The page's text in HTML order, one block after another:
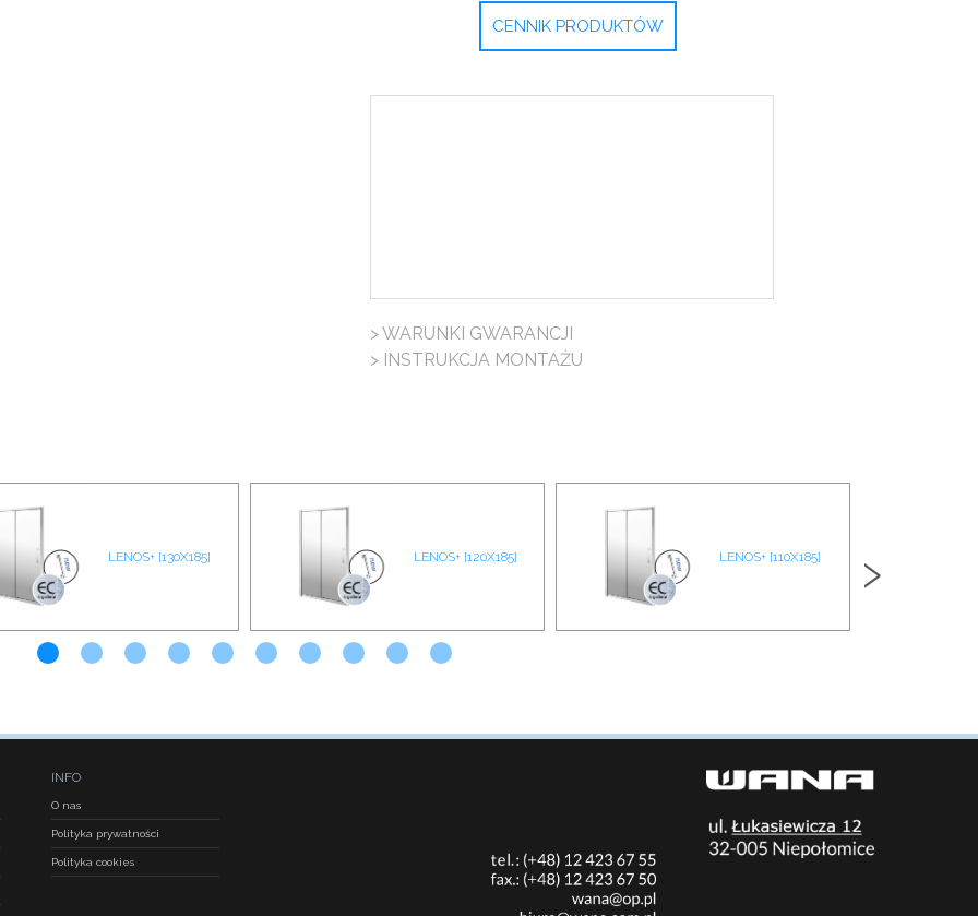
CENNIK PRODUKTÓW
> WARUNKI GWARANCJI
> INSTRUKCJA MONTAŻU
LENOS+ [130X185] LENOS+ [120X185] LENOS+ [110X185] ›
INFO
O nas
Polityka prywatności
Polityka cookies